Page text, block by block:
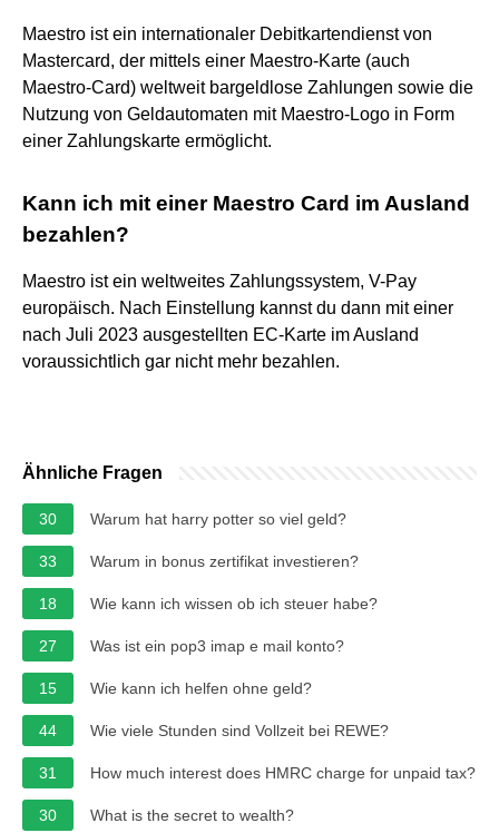
Maestro ist ein internationaler Debitkartendienst von
Mastercard, der mittels einer Maestro-Karte (auch
Maestro-Card) weltweit bargeldlose Zahlungen sowie die
Nutzung von Geldautomaten mit Maestro-Logo in Form
einer Zahlungskarte ermöglicht.
Kann ich mit einer Maestro Card im Ausland
bezahlen?
Maestro ist ein weltweites Zahlungssystem, V-Pay
europäisch. Nach Einstellung kannst du dann mit einer
nach Juli 2023 ausgestellten EC-Karte im Ausland
voraussichtlich gar nicht mehr bezahlen.
Ähnliche Fragen
30 Warum hat harry potter so viel geld?
33 Warum in bonus zertifikat investieren?
18 Wie kann ich wissen ob ich steuer habe?
27 Was ist ein pop3 imap e mail konto?
15 Wie kann ich helfen ohne geld?
44 Wie viele Stunden sind Vollzeit bei REWE?
31 How much interest does HMRC charge for unpaid tax?
30 What is the secret to wealth?